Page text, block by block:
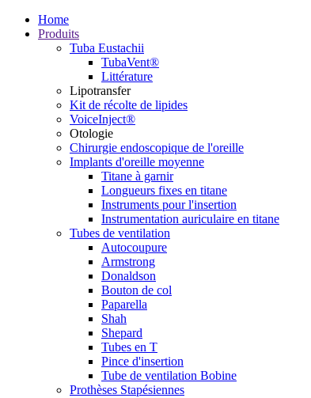
Home
Produits
Tuba Eustachii
TubaVent®
Littérature
Lipotransfer
Kit de récolte de lipides
VoiceInject®
Otologie
Chirurgie endoscopique de l'oreille
Implants d'oreille moyenne
Titane à garnir
Longueurs fixes en titane
Instruments pour l'insertion
Instrumentation auriculaire en titane
Tubes de ventilation
Autocoupure
Armstrong
Donaldson
Bouton de col
Paparella
Shah
Shepard
Tubes en T
Pince d'insertion
Tube de ventilation Bobine
Prothèses Stapésiennes